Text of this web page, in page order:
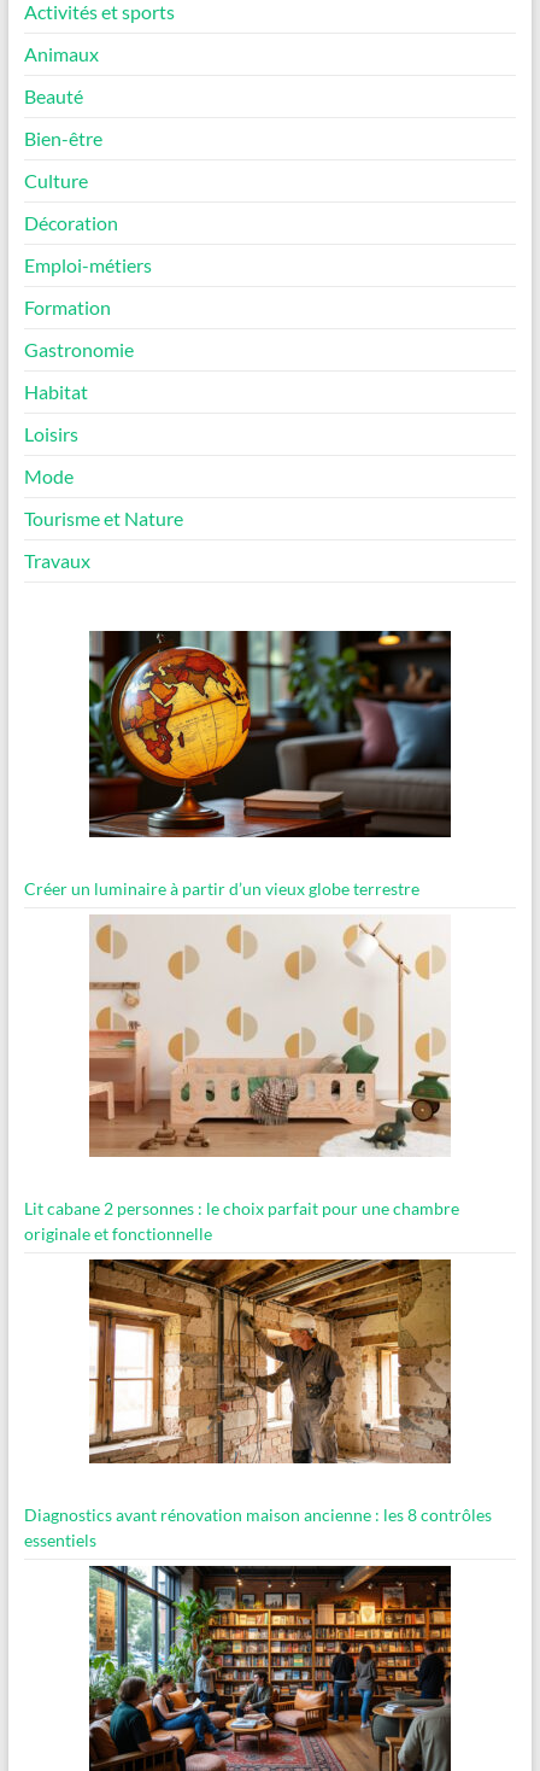
Activités et sports
Animaux
Beauté
Bien-être
Culture
Décoration
Emploi-métiers
Formation
Gastronomie
Habitat
Loisirs
Mode
Tourisme et Nature
Travaux
Créer un luminaire à partir d’un vieux globe terrestre
Lit cabane 2 personnes : le choix parfait pour une chambre
originale et fonctionnelle
Diagnostics avant rénovation maison ancienne : les 8 contrôles
essentiels